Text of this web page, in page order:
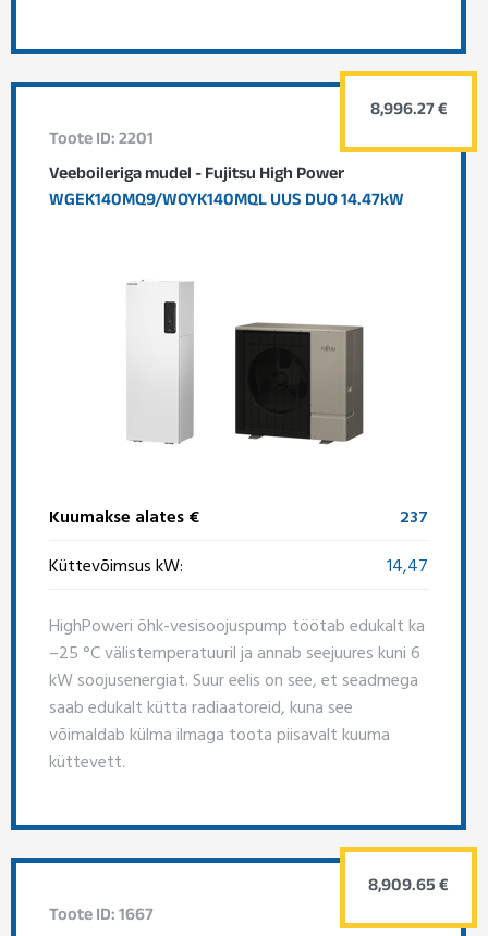
Toote ID: 2201
Veeboileriga mudel - Fujitsu High Power
WGEK140MQ9/WOYK140MQL UUS DUO 14.47kW
Kuumakse alates €
237
Küttevõimsus kW:
14,47
HighPoweri õhk-vesisoojuspump töötab edukalt ka
–25 °C välistemperatuuril ja annab seejuures kuni 6
kW soojusenergiat. Suur eelis on see, et seadmega
saab edukalt kütta radiaatoreid, kuna see
võimaldab külma ilmaga toota piisavalt kuuma
küttevett.
8,996.27 €
Toote ID: 1667
8,909.65 €